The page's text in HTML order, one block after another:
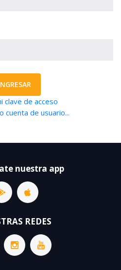
clave de acceso
cuenta de usuario...
nuestra app
REDES